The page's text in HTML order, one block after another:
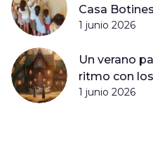
Casa Botines
1 junio 2026
Un verano
ritmo con
1 junio 2026